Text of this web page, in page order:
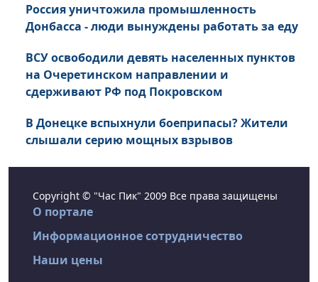
Россия уничтожила промышленность
Донбасса - люди вынуждены работать за еду
ВСУ освободили девять населенных пунктов
на Очеретинском направлении и
сдерживают РФ под Покровском
В Донецке вспыхнули боеприпасы? Жители
слышали серию мощных взрывов
Copyright © "Час Пик" 2009 Все права защищены
О портале
Информационное сотрудничество
Наши цены